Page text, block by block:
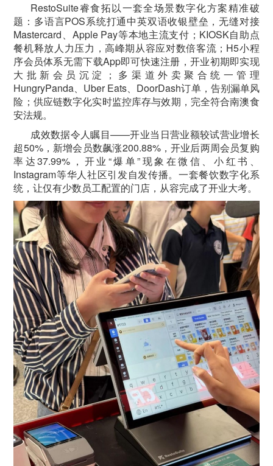
RestoSuite睿食拓以一套全场景数字化方案精准破
题：多语言POS系统打通中英双语收银壁垒，无缝对接
Mastercard、Apple Pay等本地主流支付；KIOSK自助点
餐机释放人力压力，高峰期从容应对数倍客流；H5小程
序会员体系无需下载App即可快速注册，开业初期即实现
大批新会员沉淀；多渠道外卖聚合统一管理
HungryPanda、Uber Eats、DoorDash订单，告别漏单风
险；供应链数字化实时监控库存与效期，完全符合南澳食
安法规。
成效数据令人瞩目——开业当日营业额较试营业增长
超50%，新增会员数飙涨200.88%，开业后两周会员复购
率达37.99%，开业“爆单”现象在微信、小红书、
Instagram等华人社区引发自发传播。一套餐饮数字化系
统，让仅有少数员工配置的门店，从容完成了开业大考。